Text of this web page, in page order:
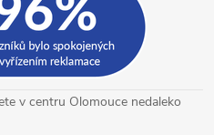
v centru Olomouce nedaleko